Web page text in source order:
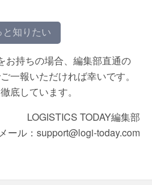
と知りたい
お持ちの場合、編集部直通の
一報いただければ幸いです。
底しています。
LOGISTICS TODAY編集部
メール：support@logi-today.com